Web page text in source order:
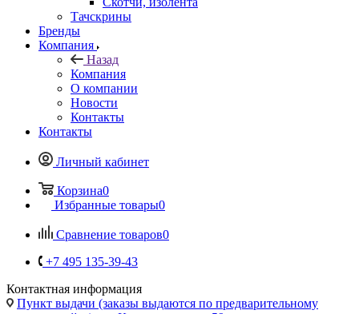
Компания
Компания
О компании
Новости
Контакты
Контакты
Личный кабинет
Корзина0
Сравнение товаров0
+7 495 135-39-43
Контактная информация
заказу на сайте), ул. Кантемировская 59а